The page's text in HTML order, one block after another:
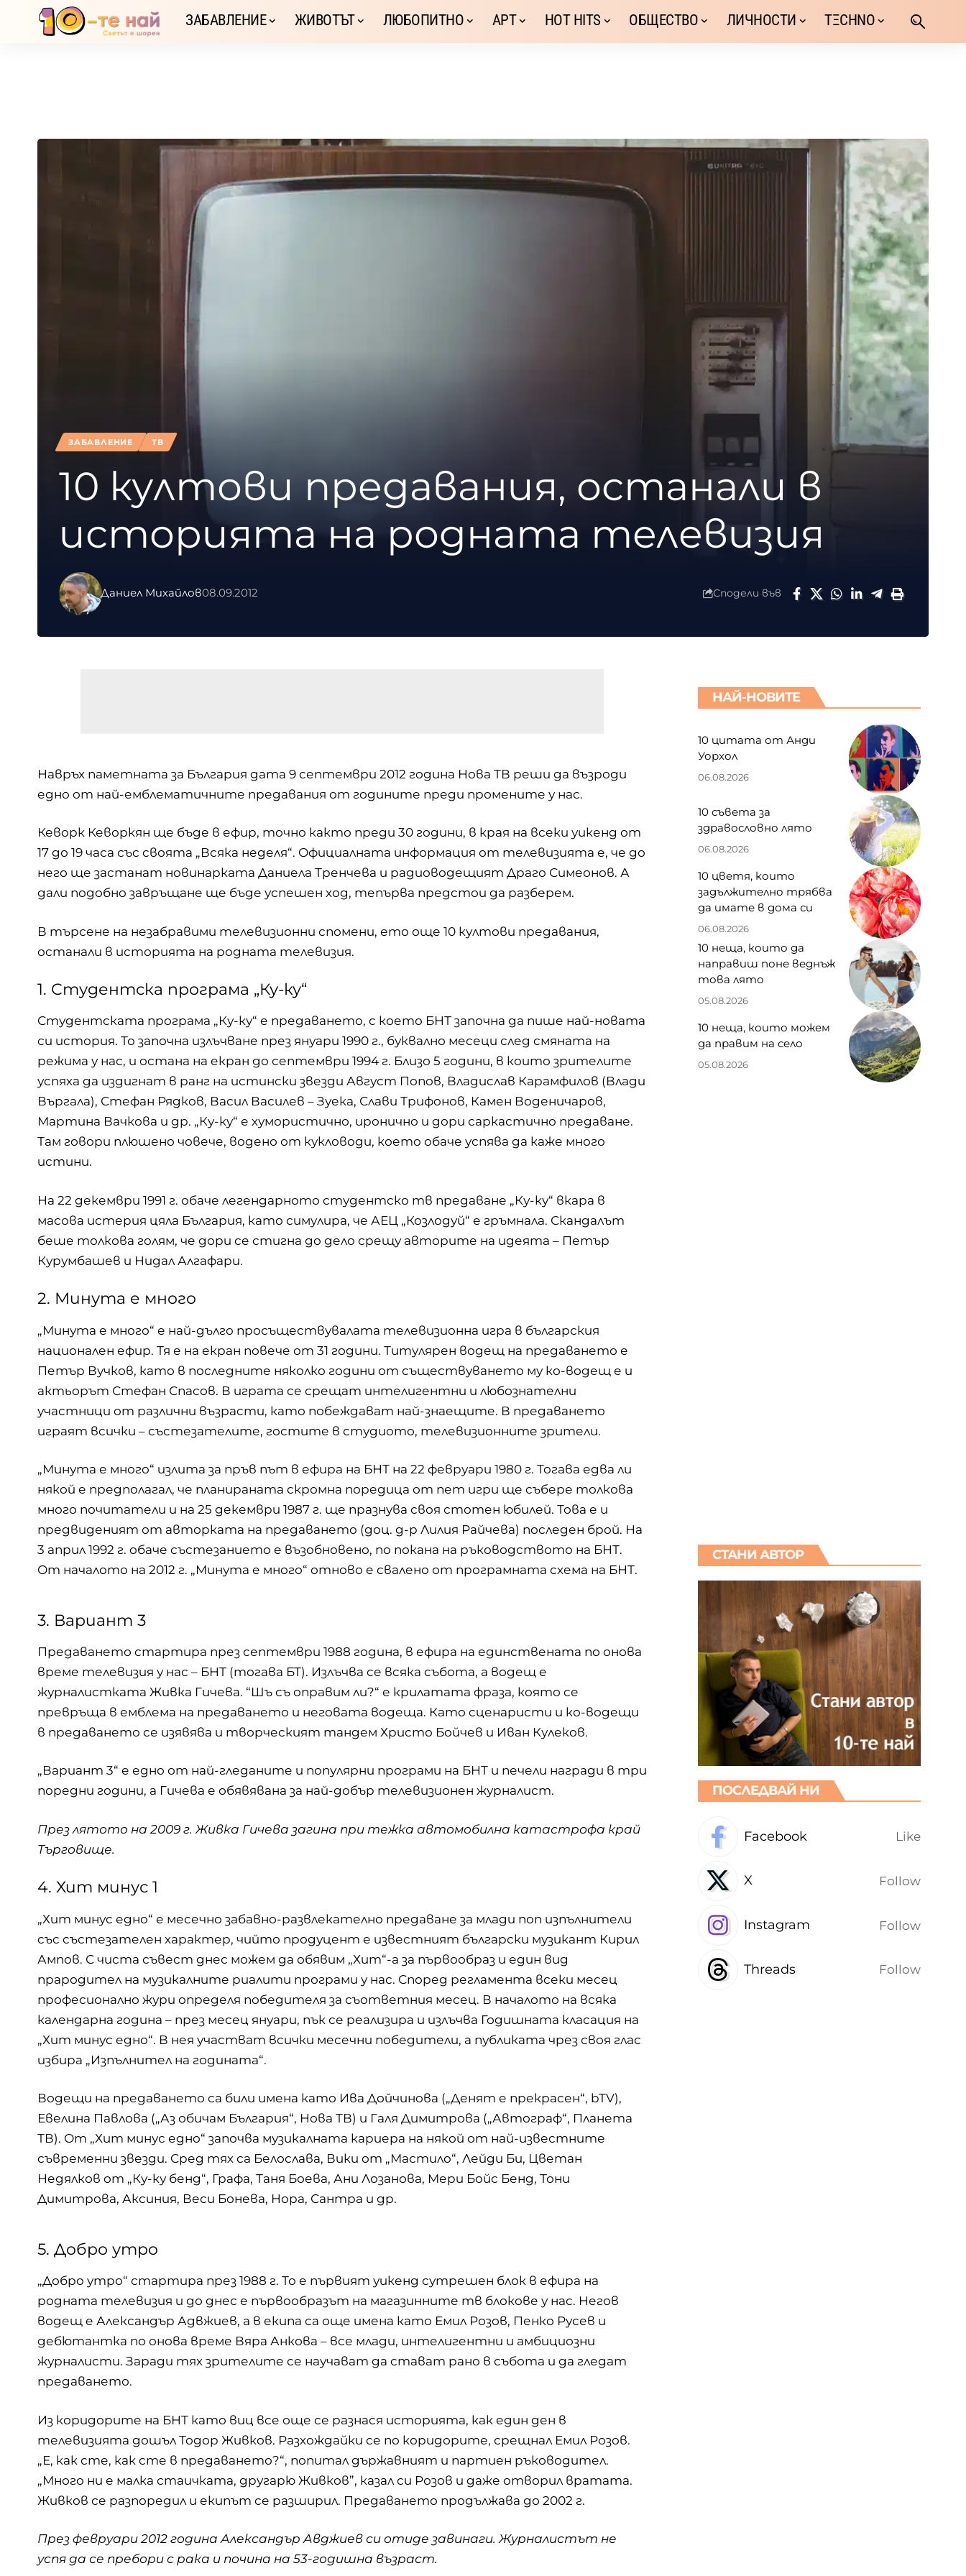
ЗАБАВЛЕНИЕ ЖИВОТЪТ ЛЮБОПИТНО АРТ HOT HITS ОБЩЕСТВО ЛИЧНОСТИ TΞCHNO
ЗАБАВЛЕНИЕ ТВ
10 култови предавания, останали в
историята на родната телевизия
Даниел Михайлов08.09.2012 Сподели във
Навръх паметната за България дата 9 септември 2012 година Нова ТВ реши да възроди
едно от най-емблематичните предавания от годините преди промените у нас.
Кеворк Кеворкян ще бъде в ефир, точно както преди 30 години, в края на всеки уикенд от
17 до 19 часа със своята „Всяка неделя“. Официалната информация от телевизията е, че до
него ще застанат новинарката Даниела Тренчева и радиоводещият Драго Симеонов. А
дали подобно завръщане ще бъде успешен ход, тепърва предстои да разберем.
В търсене на незабравими телевизионни спомени, ето още 10 култови предавания,
останали в историята на родната телевизия.
1. Студентска програма „Ку-ку“
Студентската програма „Ку-ку“ е предаването, с което БНТ започна да пише най-новата
си история. То започна излъчване през януари 1990 г., буквално месеци след смяната на
режима у нас, и остана на екран до септември 1994 г. Близо 5 години, в които зрителите
успяха да издигнат в ранг на истински звезди Август Попов, Владислав Карамфилов (Влади
Въргала), Стефан Рядков, Васил Василев – Зуека, Слави Трифонов, Камен Воденичаров,
Мартина Вачкова и др. „Ку-ку“ е хумористично, иронично и дори саркастично предаване.
Там говори плюшено човече, водено от кукловоди, което обаче успява да каже много
истини.
На 22 декември 1991 г. обаче легендарното студентско тв предаване „Ку-ку“ вкара в
масова истерия цяла България, като симулира, че АЕЦ „Козлодуй“ е гръмнала. Скандалът
беше толкова голям, че дори се стигна до дело срещу авторите на идеята – Петър
Курумбашев и Нидал Алгафари.
2. Минута е много
„Минута е много“ е най-дълго просъществувалата телевизионна игра в българския
национален ефир. Тя е на екран повече от 31 години. Титулярен водещ на предаването е
Петър Вучков, като в последните няколко години от съществуването му ко-водещ е и
актьорът Стефан Спасов. В играта се срещат интелигентни и любознателни
участници от различни възрасти, като побеждават най-знаещите. В предаването
играят всички – състезателите, гостите в студиото, телевизионните зрители.
„Минута е много“ излита за пръв път в ефира на БНТ на 22 февруари 1980 г. Тогава едва ли
някой е предполагал, че планираната скромна поредица от пет игри ще събере толкова
много почитатели и на 25 декември 1987 г. ще празнува своя стотен юбилей. Това е и
предвиденият от авторката на предаването (доц. д-р Лилия Райчева) последен брой. На
3 април 1992 г. обаче състезанието е възобновено, по покана на ръководството на БНТ.
От началото на 2012 г. „Минута е много“ отново е свалено от програмната схема на БНТ.
3. Вариант 3
Предаването стартира през септември 1988 година, в ефира на единствената по онова
време телевизия у нас – БНТ (тогава БТ). Излъчва се всяка събота, а водещ е
журналистката Живка Гичева. “Шъ съ оправим ли?“ е крилатата фраза, която се
превръща в емблема на предаването и неговата водеща. Като сценаристи и ко-водещи
в предаването се изявява и творческият тандем Христо Бойчев и Иван Кулеков.
„Вариант 3“ е едно от най-гледаните и популярни програми на БНТ и печели награди в три
поредни години, а Гичева е обявявана за най-добър телевизионен журналист.
През лятото на 2009 г. Живка Гичева загина при тежка автомобилна катастрофа край
Търговище.
4. Хит минус 1
„Хит минус едно“ е месечно забавно-развлекателно предаване за млади поп изпълнители
със състезателен характер, чийто продуцент е известният български музикант Кирил
Ампов. С чиста съвест днес можем да обявим „Хит“-а за първообраз и един вид
прародител на музикалните риалити програми у нас. Според регламента всеки месец
професионално жури определя победителя за съответния месец. В началото на всяка
календарна година – през месец януари, пък се реализира и излъчва Годишната класация на
„Хит минус едно“. В нея участват всички месечни победители, а публиката чрез своя глас
избира „Изпълнител на годината“.
Водещи на предаването са били имена като Ива Дойчинова („Денят е прекрасен“, bTV),
Евелина Павлова („Аз обичам България“, Нова ТВ) и Галя Димитрова („Автограф“, Планета
ТВ). От „Хит минус едно“ започва музикалната кариера на някой от най-известните
съвременни звезди. Сред тях са Белослава, Вики от „Мастило“, Лейди Би, Цветан
Недялков от „Ку-ку бенд“, Графа, Таня Боева, Ани Лозанова, Мери Бойс Бенд, Тони
Димитрова, Аксиния, Веси Бонева, Нора, Сантра и др.
5. Добро утро
„Добро утро“ стартира през 1988 г. То е първият уикенд сутрешен блок в ефира на
родната телевизия и до днес е първообразът на магазинните тв блокове у нас. Негов
водещ е Александър Адвжиев, а в екипа са още имена като Емил Розов, Пенко Русев и
дебютантка по онова време Вяра Анкова – все млади, интелигентни и амбициозни
журналисти. Заради тях зрителите се научават да стават рано в събота и да гледат
предаването.
Из коридорите на БНТ като виц все още се разнася историята, как един ден в
телевизията дошъл Тодор Живков. Разхождайки се по коридорите, срещнал Емил Розов.
„Е, как сте, как сте в предаването?“, попитал държавният и партиен ръководител.
„Много ни е малка стаичката, другарю Живков”, казал си Розов и даже отворил вратата.
Живков се разпоредил и екипът се разширил. Предаването продължава до 2002 г.
През февруари 2012 година Александър Авджиев си отиде завинаги. Журналистът не
успя да се пребори с рака и почина на 53-годишна възраст.
НАЙ-НОВИТЕ
10 цитата от Анди
Уорхол
06.08.2026
10 съвета за
здравословно лято
06.08.2026
10 цветя, които
задължително трябва
да имате в дома си
06.08.2026
10 неща, които да
направиш поне веднъж
това лято
05.08.2026
10 неща, които можем
да правим на село
05.08.2026
СТАНИ АВТОР
ПОСЛЕДВАЙ НИ
Facebook Like
X Follow
Instagram Follow
Threads Follow